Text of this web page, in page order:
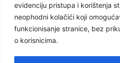
evidenciju pristupa i korištenja
neophodni kolačići koji
funkcionisanje stranice, bez
o korisnicima.
Vlada Federacije Bosne i
Federalno ministarstvo finansija
Federalni zavod za penzijsko i